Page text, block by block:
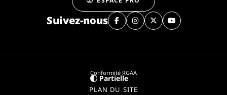
Suivez-nous
Conformité RGAA
Partielle
PLAN DU SITE